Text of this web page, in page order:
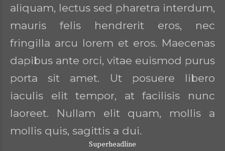
aliquam, lectus sed pharetra interdum,
mauris felis hendrerit eros, nec
fringilla arcu lorem et eros. Maecenas
dapibus ante orci, vitae euismod purus
porta sit amet. Ut posuere libero
iaculis elit tempor, at facilisis nunc
laoreet. Nullam elit quam, mollis a
mollis quis, sagittis a dui.
Superheadline